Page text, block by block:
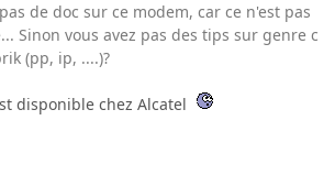
de doc sur ce modem, car ce n'est pas
Sinon vous avez pas des tips sur genre c
(pp, ip, ....)?
disponible chez Alcatel